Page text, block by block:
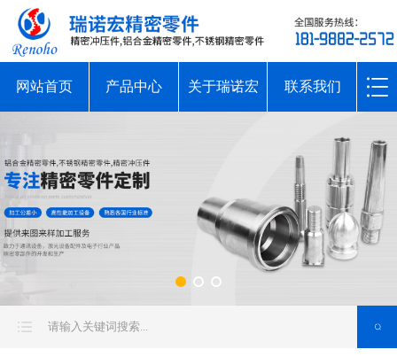
网站首页 产品中心 关于瑞诺宏 联系我们